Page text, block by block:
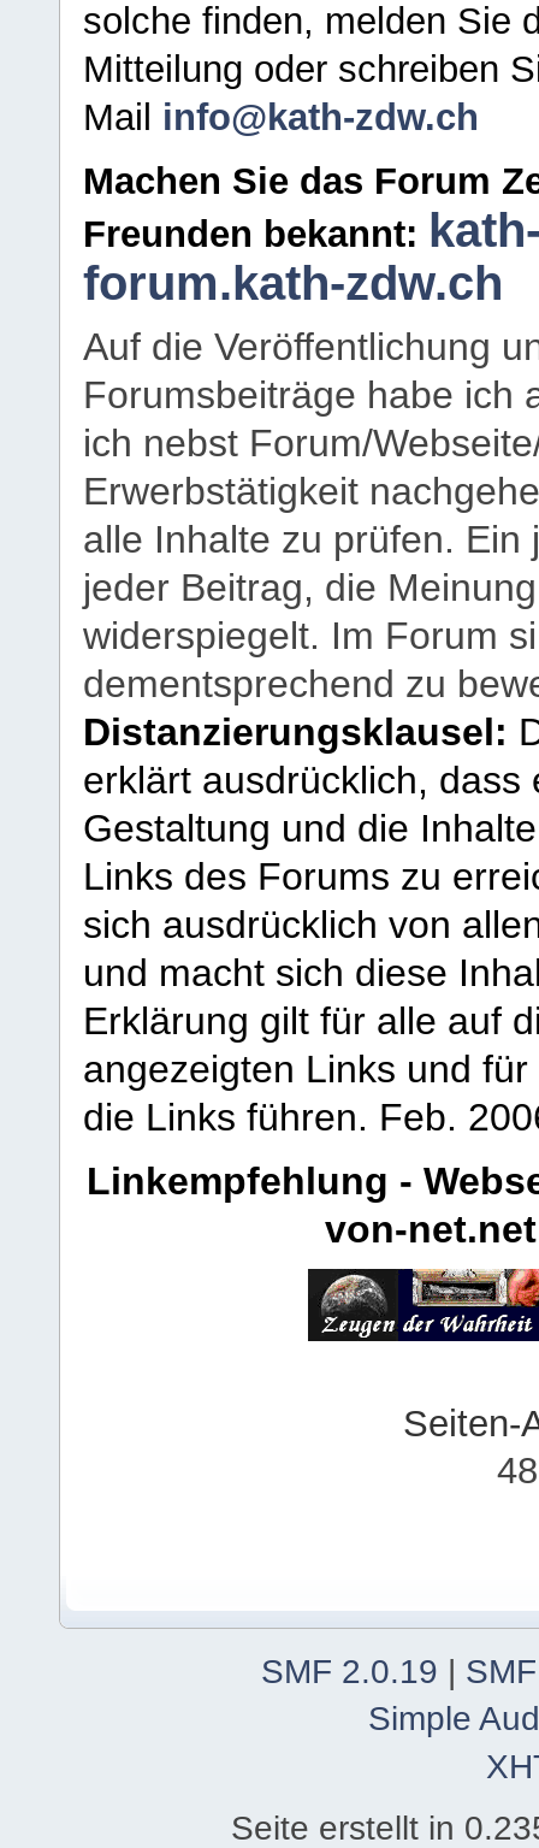
solche finden, melden Sie
Mitteilung oder schreiben
Mail info@kath-zdw.ch
Machen Sie das Forum
Freunden bekannt:
forum.kath-zdw.ch
Auf die Veröffentlichung
Forumsbeiträge habe ich
ich nebst Forum/
Erwerbstätigkeit
alle Inhalte zu prüfen.
jeder Beitrag, die
widerspiegelt. Im Forum
dementsprechend zu
Distanzierungsklausel:
erklärt ausdrücklich,
Gestaltung und die
Links des Forums zu
sich ausdrücklich von
und macht sich diese
Erklärung gilt für alle auf
angezeigten Links und
die Links führen. Feb.
Linkempfehlung -
von-net.net
Seiten-
SMF 2.0.19 |
Simple
Seite erstellt in